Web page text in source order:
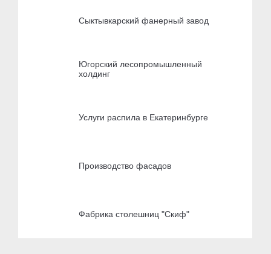
Сыктывкарский фанерный завод
Югорский лесопромышленный
холдинг
Услуги распила в Екатеринбурге
Производство фасадов
Фабрика столешниц "Скиф"